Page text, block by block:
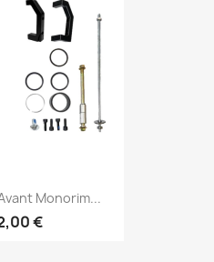
Monorim...
€